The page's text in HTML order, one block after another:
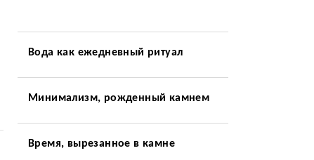
Вода как ежедневный ритуал
Минимализм, рожденный камнем
Время, вырезанное в камне